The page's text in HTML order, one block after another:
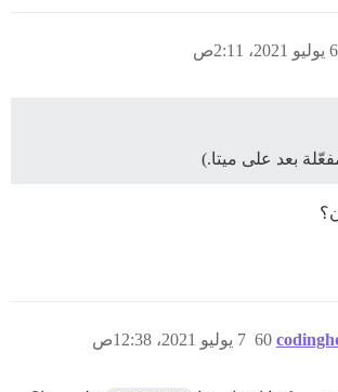
6 يوليو 2021، 2:11ص
بعد على ميتا.)
7 يوليو 2021، 12:38ص 60